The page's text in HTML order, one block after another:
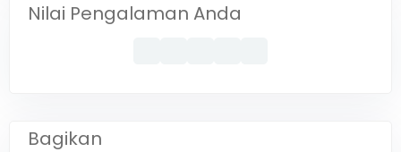
Nilai Pengalaman Anda
Bagikan